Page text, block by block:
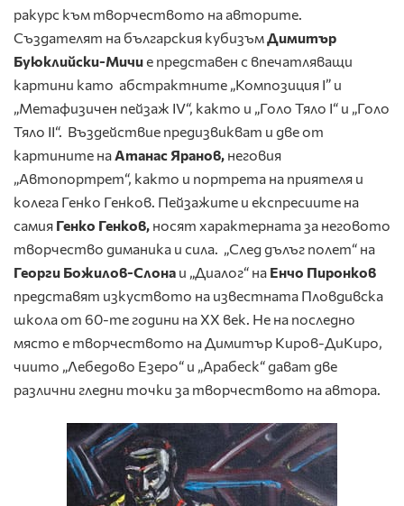
рaкурс към творчеството на авторите.
Създателят на българския кубизъм Димитър
Буюклийски-Мичие представен с впечатляващи
картини като абстрактните „Композиция I” и
„Метафизичен пейзаж IV“, както и „Голо Тяло I“ и „Голо
Тяло II“. Въздействие предизвикват и две от
картините на Атанас Яранов, неговия
„Автопортрет“, както и портретa на приятеля и
колега Генко Генков. Пейзажите и експресиите на
самия Генко Генков, носят характерната за неговото
творчество диманика и сила. „След дълъг полет“ на
Георги Божилов-Слона и „Диалог“ на Енчо Пиронков
представят изкуството на известната Пловдивска
школа от 60-те години на XX век. Не на последно
място е творчеството на Димитър Киров-ДиКиро,
чиито „Лебедово Езеро“ и „Арабеск“ дават двe
различни гледни точки за творчеството на автора.